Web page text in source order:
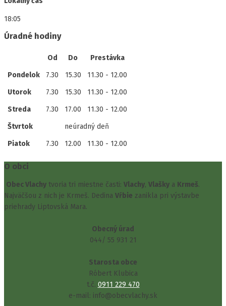
18:05
Úradné hodiny
Od Do
Prestávka
Pondelok
7.30 15.30
11.30 - 12.00
Utorok
7.30 15.30
11.30 - 12.00
Streda
7.30 17.00
11.30 - 12.00
Štvrtok
neúradný deň
Piatok
7.30 12.00 11.30 - 12.00
O obci
Obec Vlachy tvoria tri miestne časti: Vlachy, Vlašky a Krmeš.
Najväčšou z nich je Krmeš. Dedina Vŕbie zanikla pri výstavbe
priehrady Liptovská Mara.
Obecný úrad
044/ 55 931 21
Starosta obce
Róbert Klubica
t.č. 0911 229 470
e-mail: info@obecvlachy.sk